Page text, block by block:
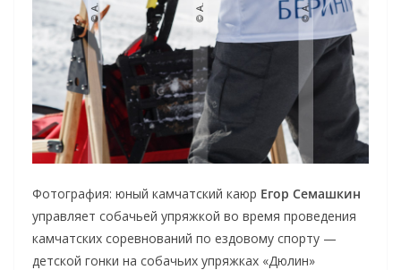
Фотография: юный камчатский каюр Егор Семашкин
управляет собачьей упряжкой во время проведения
камчатских соревнований по ездовому спорту —
детской гонки на собачьих упряжках «Дюлин»